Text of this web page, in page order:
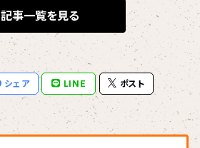
記事一覧を見る
シェア LINE ポスト